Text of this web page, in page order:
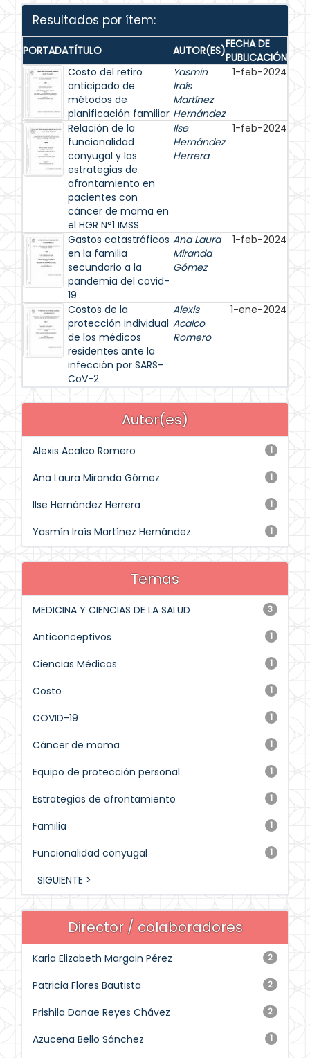
Resultados por ítem:
PORTADATÍTULO AUTOR(ES)FECHA DE
PUBLICACIÓN
Costo del retiro
anticipado de
métodos de
planificación familiar
Yasmín
Iraís
Martínez
Hernández
1-feb-2024
Relación de la
funcionalidad
conyugal y las
estrategias de
afrontamiento en
pacientes con
cáncer de mama en
el HGR N°1 IMSS
Ilse
Hernández
Herrera
1-feb-2024
Gastos catastróficos
en la familia
secundario a la
pandemia del covid-
19
Ana Laura
Miranda
Gómez
1-feb-2024
Costos de la
protección individual
de los médicos
residentes ante la
infección por SARS-
CoV-2
Alexis
Acalco
Romero
1-ene-2024
Autor(es)
1
Alexis Acalco Romero
1
Ana Laura Miranda Gómez
1
Ilse Hernández Herrera
1
Yasmín Iraís Martínez Hernández
Temas
3
MEDICINA Y CIENCIAS DE LA SALUD
1
Anticonceptivos
1
Ciencias Médicas
1
Costo
1
COVID-19
1
Cáncer de mama
1
Equipo de protección personal
1
Estrategias de afrontamiento
1
Familia
1
Funcionalidad conyugal
SIGUIENTE >
Director / colaboradores
2
Karla Elizabeth Margain Pérez
2
Patricia Flores Bautista
2
Prishila Danae Reyes Chávez
1
Azucena Bello Sánchez